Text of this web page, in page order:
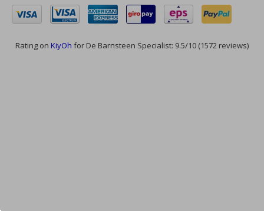
Rating on KiyOh for De Barnsteen Specialist: 9.5/10 (1572 reviews)